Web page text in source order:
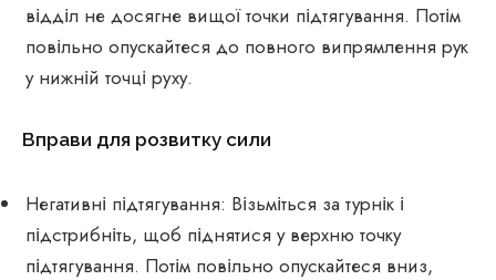
відділ не досягне вищої точки підтягування. Потім
повільно опускайтеся до повного випрямлення рук
у нижній точці руху.
Вправи для розвитку сили
Негативні підтягування: Візьміться за турнік і
підстрибніть, щоб піднятися у верхню точку
підтягування. Потім повільно опускайтеся вниз,